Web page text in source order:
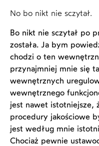
No bo nikt nie sczytał.
Bo nikt nie sczytał po
została. Ja bym
chodzi o ten
przynajmniej mnie się
wewnętrznych
wewnętrznego
jest nawet istotniejsze,
procedury jakościowe
jest według mnie
Chociaż pewnie